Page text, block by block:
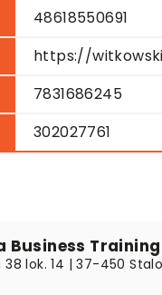
48618550691
https://
7831686245
302027761
Business Training
38 lok. 14 | 37-450